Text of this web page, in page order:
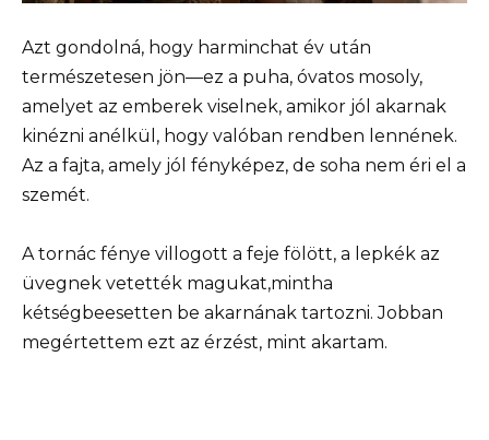
Azt gondolná, hogy harminchat év után
természetesen jön—ez a puha, óvatos mosoly,
amelyet az emberek viselnek, amikor jól akarnak
kinézni anélkül, hogy valóban rendben lennének.
Az a fajta, amely jól fényképez, de soha nem éri el a
szemét.
A tornác fénye villogott a feje fölött, a lepkék az
üvegnek vetették magukat,mintha
kétségbeesetten be akarnának tartozni. Jobban
megértettem ezt az érzést, mint akartam.